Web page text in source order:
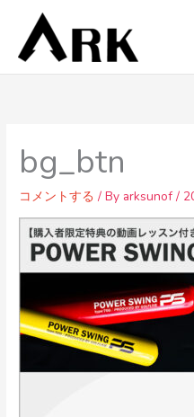
ス
bg_btn
コメントする / By arksunof/